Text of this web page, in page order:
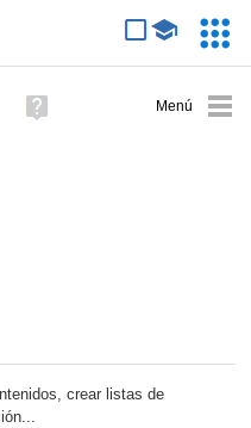
avanzada
Ayuda
(en
crear listas de